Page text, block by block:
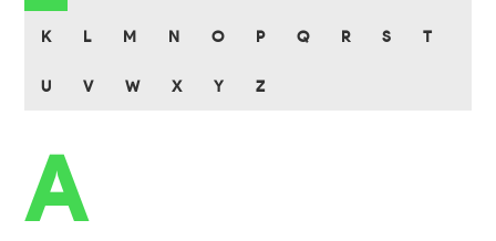
K L M N O P Q R S T
U V W X Y Z
A